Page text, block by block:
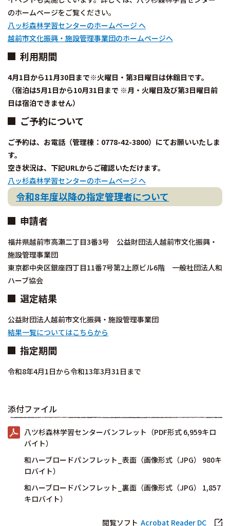
のホームページをご覧ください。
八ッ杉森林学習センターのホームページ へ
越前市文化振興・施設管理事業団のホームページへ
利用期間
4月1日から11月30日まで※火曜日・第3日曜日は休館日です。
（宿泊は5月1日から10月31日まで ※月・火曜日及び第3日曜日前
日は宿泊できません）
ご予約について
ご予約は、お電話（管理棟：0778-42-3800）にてお願いいたしま
す。
空き状況は、下記URLからご確認いただけます。
八ッ杉森林学習センターのホームページ へ
令和8年度以降の指定管理者について
申請者
福井県越前市高瀬二丁目3番3号 公益財団法人越前市文化振興・
施設管理事業団
東京都中央区銀座四丁目11番7号第2上原ビル6階 一般社団法人和
ハーブ協会
選定結果
公益財団法人越前市文化振興・施設管理事業団
結果一覧についてはこちらから
指定期間
令和8年4月1日から令和13年3月31日まで
添付ファイル
八ツ杉森林学習センターパンフレット（PDF形式 6,959キロ
バイト）
和ハーブロードパンフレット_表面（画像形式（JPG） 980キ
ロバイト）
和ハーブロードパンフレット_裏面（画像形式（JPG） 1,857
キロバイト）
閲覧ソフト Acrobat Reader DC